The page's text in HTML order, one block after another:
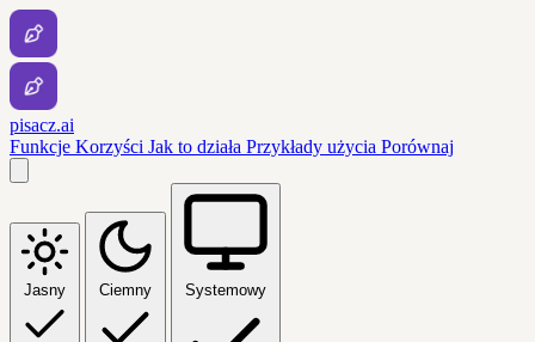
pisacz.ai
Funkcje Korzyści Jak to działa Przykłady użycia Porównaj
Jasny Ciemny Systemowy